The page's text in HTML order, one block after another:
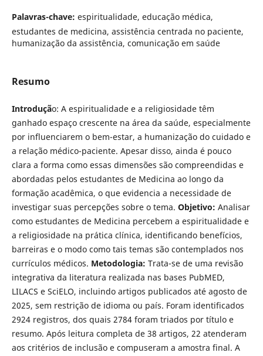
Palavras-chave: espiritualidade, educação médica,
estudantes de medicina, assistência centrada no paciente,
humanização da assistência, comunicação em saúde
Resumo
Introdução: A espiritualidade e a religiosidade têm
ganhado espaço crescente na área da saúde, especialmente
por influenciarem o bem-estar, a humanização do cuidado e
a relação médico-paciente. Apesar disso, ainda é pouco
clara a forma como essas dimensões são compreendidas e
abordadas pelos estudantes de Medicina ao longo da
formação acadêmica, o que evidencia a necessidade de
investigar suas percepções sobre o tema. Objetivo: Analisar
como estudantes de Medicina percebem a espiritualidade e
a religiosidade na prática clínica, identificando benefícios,
barreiras e o modo como tais temas são contemplados nos
currículos médicos. Metodologia: Trata-se de uma revisão
integrativa da literatura realizada nas bases PubMED,
LILACS e SciELO, incluindo artigos publicados até agosto de
2025, sem restrição de idioma ou país. Foram identificados
2924 registros, dos quais 2784 foram triados por título e
resumo. Após leitura completa de 38 artigos, 22 atenderam
aos critérios de inclusão e compuseram a amostra final. A